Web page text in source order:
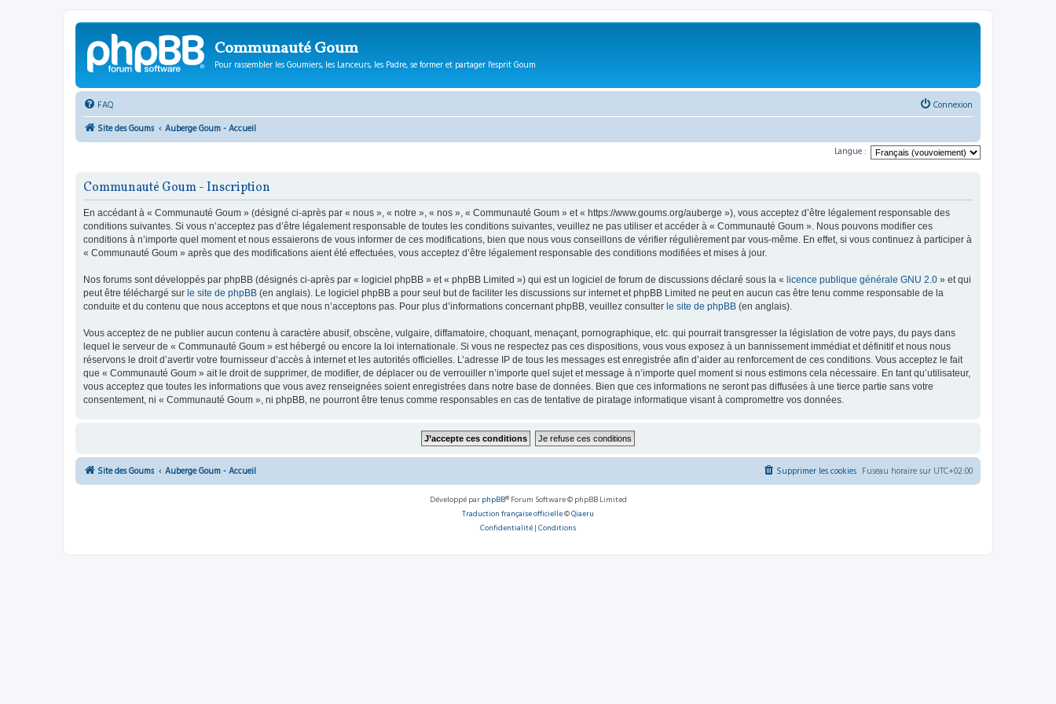
Communauté Goum
Pour rassembler les Goumiers, les Lanceurs, les Padre, se former et partager l'esprit Goum
FAQ
Connexion
Site des Goums
Auberge Goum - Accueil
Langue :
Communauté Goum - Inscription
En accédant à « Communauté Goum » (désigné ci-après par « nous », « notre », « nos », « Communauté Goum » et « https://www.goums.org/auberge »), vous acceptez d’être légalement responsable des
conditions suivantes. Si vous n’acceptez pas d’être légalement responsable de toutes les conditions suivantes, veuillez ne pas utiliser et accéder à « Communauté Goum ». Nous pouvons modifier ces
conditions à n’importe quel moment et nous essaierons de vous informer de ces modifications, bien que nous vous conseillons de vérifier régulièrement par vous-même. En effet, si vous continuez à participer à
« Communauté Goum » après que des modifications aient été effectuées, vous acceptez d’être légalement responsable des conditions modifiées et mises à jour.
Nos forums sont développés par phpBB (désignés ci-après par « logiciel phpBB » et « phpBB Limited ») qui est un logiciel de forum de discussions déclaré sous la « licence publique générale GNU 2.0 » et qui
peut être téléchargé sur le site de phpBB (en anglais). Le logiciel phpBB a pour seul but de faciliter les discussions sur internet et phpBB Limited ne peut en aucun cas être tenu comme responsable de la
conduite et du contenu que nous acceptons et que nous n’acceptons pas. Pour plus d’informations concernant phpBB, veuillez consulter le site de phpBB (en anglais).
Vous acceptez de ne publier aucun contenu à caractère abusif, obscène, vulgaire, diffamatoire, choquant, menaçant, pornographique, etc. qui pourrait transgresser la législation de votre pays, du pays dans
lequel le serveur de « Communauté Goum » est hébergé ou encore la loi internationale. Si vous ne respectez pas ces dispositions, vous vous exposez à un bannissement immédiat et définitif et nous nous
réservons le droit d’avertir votre fournisseur d’accès à internet et les autorités officielles. L’adresse IP de tous les messages est enregistrée afin d’aider au renforcement de ces conditions. Vous acceptez le fait
que « Communauté Goum » ait le droit de supprimer, de modifier, de déplacer ou de verrouiller n’importe quel sujet et message à n’importe quel moment si nous estimons cela nécessaire. En tant qu’utilisateur,
vous acceptez que toutes les informations que vous avez renseignées soient enregistrées dans notre base de données. Bien que ces informations ne seront pas diffusées à une tierce partie sans votre
consentement, ni « Communauté Goum », ni phpBB, ne pourront être tenus comme responsables en cas de tentative de piratage informatique visant à compromettre vos données.
Site des Goums Auberge Goum - Accueil Fuseau horaire sur UTC+02:00
Supprimer les cookies
Développé par phpBB® Forum Software © phpBB Limited
Traduction française officielle©Qiaeru
Confidentialité | Conditions